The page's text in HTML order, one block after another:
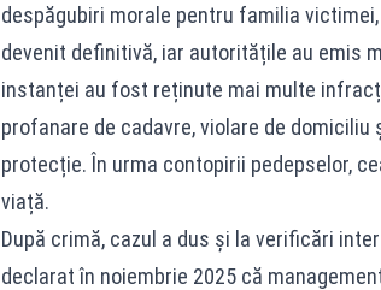
despăgubiri morale pentru familia
devenit definitivă, iar autoritățile au emis
instanței au fost reținute mai multe
profanare de cadavre, violare de
protecție. În urma contopirii pedepselor,
viață.
După crimă, cazul a dus și la verificări
declarat în noiembrie 2025 că